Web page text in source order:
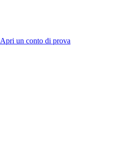
Apri un conto di prova